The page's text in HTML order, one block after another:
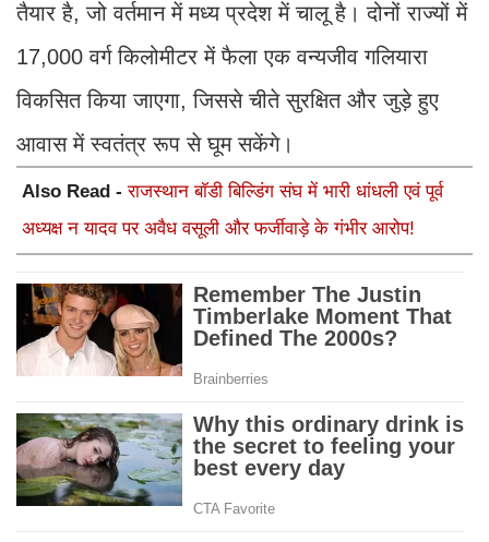
तैयार है, जो वर्तमान में मध्य प्रदेश में चालू है। दोनों राज्यों में
17,000 वर्ग किलोमीटर में फैला एक वन्यजीव गलियारा
विकसित किया जाएगा, जिससे चीते सुरक्षित और जुड़े हुए
आवास में स्वतंत्र रूप से घूम सकेंगे।
Also Read -राजस्थान बॉडी बिल्डिंग संघ में भारी धांधली एवं पूर्व
अध्यक्ष न यादव पर अवैध वसूली और फर्जीवाड़े के गंभीर आरोप!